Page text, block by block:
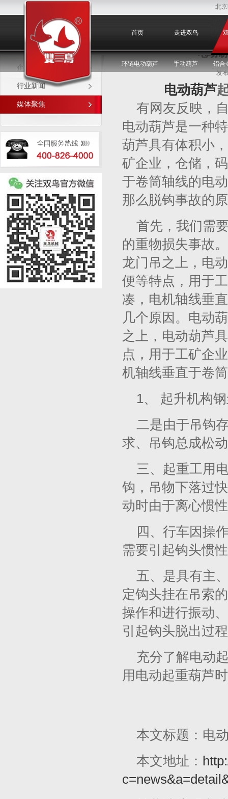
北
首页 走进双鸟
环链电动葫芦 手动葫芦 铝合
媒体聚焦
企业新闻
行业新闻
媒体聚焦
电动
发
电动葫芦
有网友反映，
电动葫芦是一种
葫芦具有体积小
矿企业，仓储，
于卷筒轴线的电
那么脱钩事故的
首先，我们需
的重物损失事故
龙门吊之上，电
便等特点，用于
凑，电机轴线垂
几个原因。电动
之上，电动葫芦
点，用于工矿企
机轴线垂直于卷
1、 起升机构
二是由于吊钩
求、吊钩总成松
三、起重工用
钩，吊物下落过
动时由于离心惯
四、行车因操
需要引起钩头惯
五、是具有主
定钩头挂在吊索
操作和进行振动
引起钩头脱出过
充分了解电动
用电动起重葫芦
本文标题：电
本文地址：